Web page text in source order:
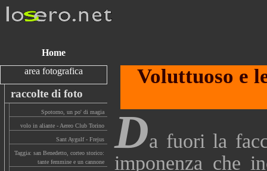
Home
area fotografica
raccolte di foto
Spotorno, un po' di magia
volo in aliante - Aereo Club Torino
Sant Aygulf - Frejus
Taggia: san Benedetto, corteo storico:
tante femmine e un cannone
Voluttuoso e
Da fuori la
imponenza che